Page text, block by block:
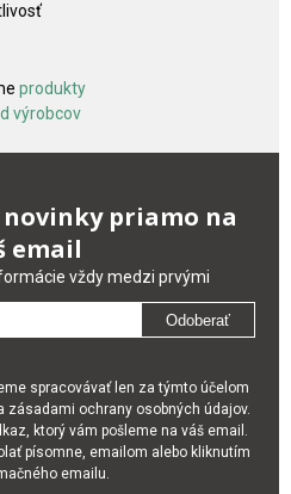
produkty
výrobcov
priamo na
email
vždy medzi prvými
Odoberať
spracovávať len za týmto účelom
zásadami ochrany osobných údajov.
ktorý vám pošleme na váš email.
písomne, emailom alebo kliknutím
emailu.